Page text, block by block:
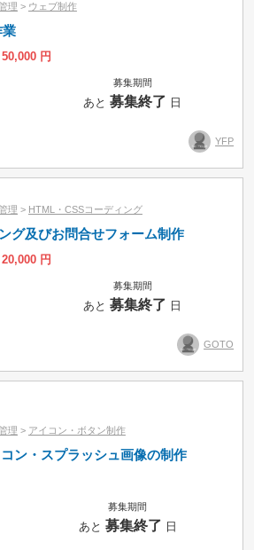
理 > ウェブ制作
業
円
募集期間
あと募集終了 日
YFP
理 > HTML・CSSコーディング
グ及びお問合せフォーム制作
円
募集期間
あと募集終了 日
GOTO
理 > アイコン・ボタン制作
ン・スプラッシュ画像の制作
募集期間
あと 募集終了 日